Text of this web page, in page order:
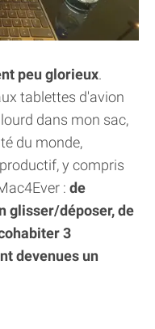
peu glorieux.
tablettes d'avion
dans mon sac,
du monde,
y compris
: de
glisser/déposer, de
3
devenues un